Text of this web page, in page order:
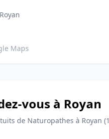
Maps
vous à Royan
de Naturopathes à Royan